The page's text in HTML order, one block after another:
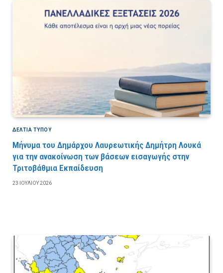
ΔΕΛΤΙΑ ΤΥΠΟΥ
Μήνυμα του Δημάρχου Λαυρεωτικής Δημήτρη Λουκά
για την ανακοίνωση των βάσεων εισαγωγής στην
Τριτοβάθμια Εκπαίδευση
23 ΙΟΥΛΊΟΥ 2026